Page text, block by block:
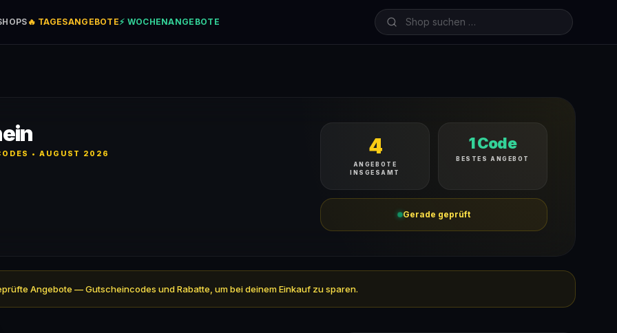
🔥 TAGESANGEBOTE⚡ WOCHENANGEBOTE
• AUGUST 2026 4
ANGEBOTE
INSGESAMT
1 Code
BESTES ANGEBOT
Gerade geprüft
Angebote — Gutscheincodes und Rabatte, um bei deinem Einkauf zu sparen.